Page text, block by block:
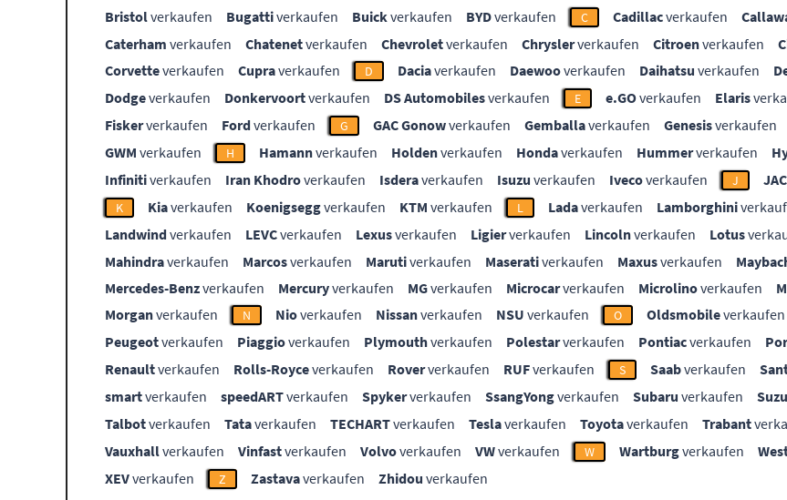
Bristolverkaufen Bugattiverkaufen Buickverkaufen BYDverkaufen C Cadillacverkaufen
Caterham verkaufen Chatenetverkaufen Chevroletverkaufen Chryslerverkaufen Citroenverkaufen
Corvetteverkaufen Cupraverkaufen D Daciaverkaufen Daewooverkaufen Daihatsu verkaufen
Dodgeverkaufen Donkervoortverkaufen DS Automobilesverkaufen E e.GOverkaufen Elaris
Fiskerverkaufen Fordverkaufen G GAC Gonowverkaufen Gemballaverkaufen Genesisverkaufen
GWM verkaufen H Hamannverkaufen Holdenverkaufen Hondaverkaufen Hummerverkaufen
Infinitiverkaufen Iran Khodroverkaufen Isderaverkaufen Isuzu verkaufen Ivecoverkaufen J JAC
K Kiaverkaufen Koenigseggverkaufen KTM verkaufen L Ladaverkaufen Lamborghini
Landwindverkaufen LEVCverkaufen Lexusverkaufen Ligierverkaufen Lincolnverkaufen Lotus
Mahindraverkaufen Marcosverkaufen Marutiverkaufen Maserativerkaufen Maxusverkaufen
Mercedes-Benzverkaufen Mercuryverkaufen MGverkaufen Microcarverkaufen Microlinoverkaufen
Morganverkaufen N Nioverkaufen Nissanverkaufen NSU verkaufen O Oldsmobileverkaufen
Peugeotverkaufen Piaggioverkaufen Plymouthverkaufen Polestarverkaufen Pontiacverkaufen
Renaultverkaufen Rolls-Royceverkaufen Roververkaufen RUFverkaufen S Saabverkaufen
smartverkaufen speedARTverkaufen Spykerverkaufen SsangYongverkaufen Subaru verkaufen
Talbotverkaufen Tataverkaufen TECHARTverkaufen Teslaverkaufen Toyotaverkaufen Trabant
Vauxhallverkaufen Vinfastverkaufen Volvoverkaufen VWverkaufen W Wartburgverkaufen
XEVverkaufen Z Zastavaverkaufen Zhidou verkaufen